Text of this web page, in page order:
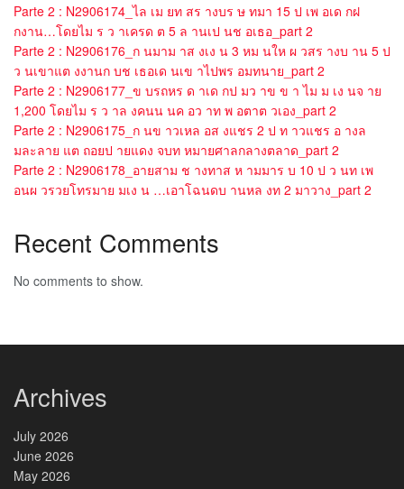
Parte 2 : N2906174_ไล เม ยท สร างบร ษ ทมา 15 ป เพ อเด กฝ
กงาน…โดยไม ร ว าเครด ต 5 ล านเป นช อเธอ_part 2
Parte 2 : N2906176_ก นมาม าส งเง น 3 หม นให ผ วสร างบ าน 5 ป
ว นเขาแต งงานก บช เธอเด นเข าไปพร อมทนาย_part 2
Parte 2 : N2906177_ข บรถหร ด าเด กป มว าข ข า ไม ม เง นจ าย
1,200 โดยไม ร ว าล งคนน นค อว าท พ อตาต วเอง_part 2
Parte 2 : N2906175_ก นข าวเหล อส งแชร 2 ป ท าวแชร อ างล
มละลาย แต ถอยป ายแดง จบท หมายศาลกลางตลาด_part 2
Parte 2 : N2906178_อายสาม ช างทาส ห ามมาร บ 10 ป ว นท เพ
อนผ วรวยโทรมาย มเง น …เอาโฉนดบ านหล งท 2 มาวาง_part 2
Recent Comments
No comments to show.
Archives
July 2026
June 2026
May 2026